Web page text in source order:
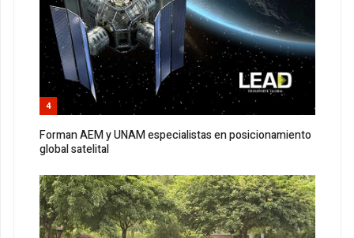
4
Forman AEM y UNAM especialistas en posicionamiento
global satelital